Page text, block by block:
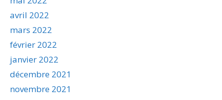
avril 2022
mars 2022
février 2022
janvier 2022
décembre 2021
novembre 2021